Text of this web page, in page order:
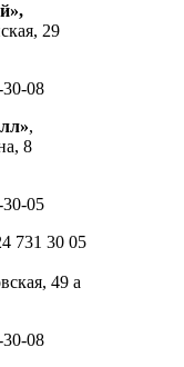
29
08
,
8
05
731 30 05
49 а
08